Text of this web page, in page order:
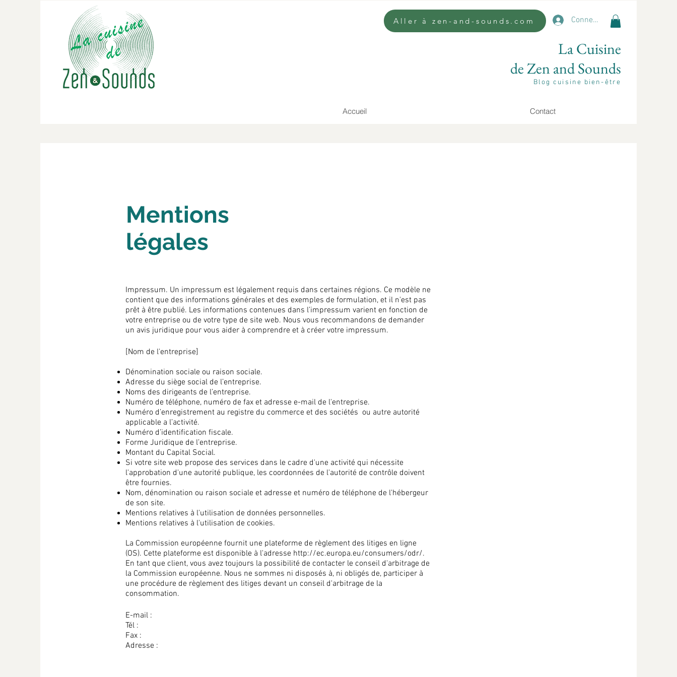
Connexion
Aller à zen-and-sounds.com
La Cuisine
de Zen and Sounds
Blog cuisine bien-être
Accueil Contact
Mentions
légales
Impressum. Un impressum est légalement requis dans certaines régions. Ce modèle ne
contient que des informations générales et des exemples de formulation, et il n'est pas
prêt à être publié. Les informations contenues dans l’impressum varient en fonction de
votre entreprise ou de votre type de site web. Nous vous recommandons de demander
un avis juridique pour vous aider à comprendre et à créer votre impressum.
[Nom de l'entreprise]
Dénomination sociale ou raison sociale.
Adresse du siège social de l’entreprise.
Noms des dirigeants de l’entreprise.
Numéro de téléphone, numéro de fax et adresse e-mail de l'entreprise.
Numéro d’enregistrement au registre du commerce et des sociétés ou autre autorité
applicable a l’activité.
Numéro d’identification fiscale.
Forme Juridique de l’entreprise.
Montant du Capital Social.
Si votre site web propose des services dans le cadre d'une activité qui nécessite
l'approbation d'une autorité publique, les coordonnées de l'autorité de contrôle doivent
être fournies. ​​​
Nom, dénomination ou raison sociale et adresse et numéro de téléphone de l'hébergeur
de son site.
Mentions relatives à l'utilisation de données personnelles.
Mentions relatives à l'utilisation de cookies.
La Commission européenne fournit une plateforme de règlement des litiges en ligne
(OS). Cette plateforme est disponible à l'adresse http://ec.europa.eu/consumers/odr/.
En tant que client, vous avez toujours la possibilité de contacter le conseil d'arbitrage de
la Commission européenne. Nous ne sommes ni disposés à, ni obligés de, participer à
une procédure de règlement des litiges devant un conseil d'arbitrage de la
consommation.
E-mail :
Tél :
Fax :
Adresse :